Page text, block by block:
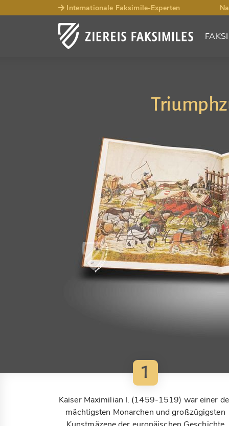
Internationale Faksimile-Experten
1
Kaiser Maximilian I. (1459-1519) war einer
mächtigsten Monarchen und großzügigsten